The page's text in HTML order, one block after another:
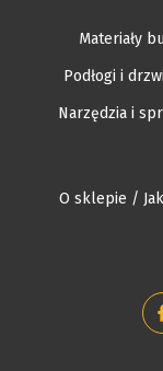
Materiały
Podłogi i drzwi
Narzędzia i
O sklepie /